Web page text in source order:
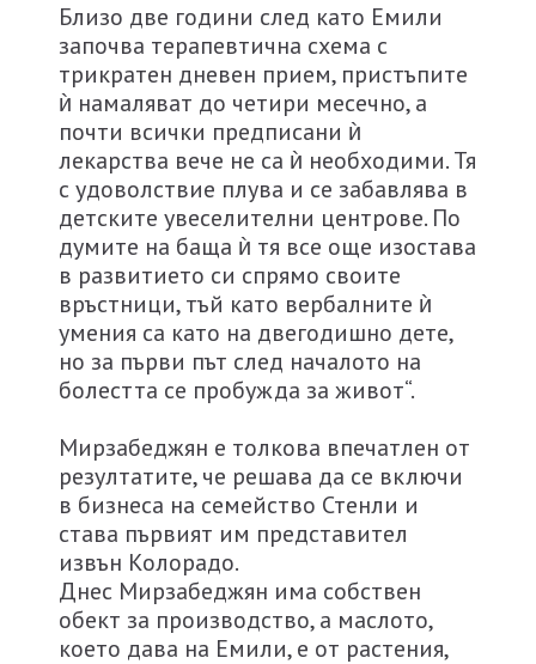
Близо две години след като Емили
започва терапевтична схема с
трикратен дневен прием, пристъпите
ѝ намаляват до четири месечно, а
почти всички предписани ѝ
лекарства вече не са ѝ необходими. Тя
с удоволствие плува и се забавлява в
детските увеселителни центрове. По
думите на баща ѝ тя все още изостава
в развитието си спрямо своите
връстници, тъй като вербалните ѝ
умения са като на двегодишно дете,
но за първи път след началото на
болестта се пробужда за живот“.
Мирзабеджян е толкова впечатлен от
резултатите, че решава да се включи
в бизнеса на семейство Стенли и
става първият им представител
извън Колорадо.
Днес Мирзабеджян има собствен
обект за производство, а маслото,
което дава на Емили, е от растения,